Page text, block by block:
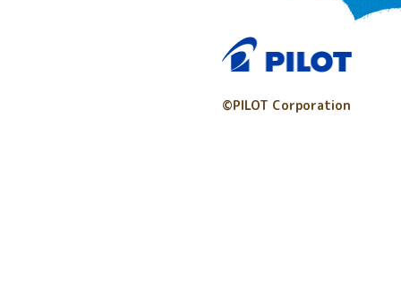
©PILOT Corporation